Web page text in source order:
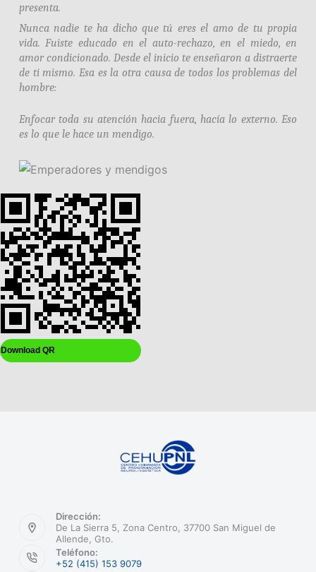
presenta.
Nunca nadie te ha dicho que tú eres el amo de tu propia
vida. Fuiste educado en el auto-rechazo, en el miedo, en
amor condicionado. Desde el inicio te enseñaron a distraerte
de ti mismo. Esa es la otra causa de todos los problemas del
hombre:
Enfocar toda su atención hacia fuera, hacía lo externo. Eso
es lo que le hace un mendigo.
Download QR
Dirección:
De La Sierra 5, Zona Centro, 37700 San Miguel de
Allende, Gto.
Teléfono:
+52 (415) 153 9079